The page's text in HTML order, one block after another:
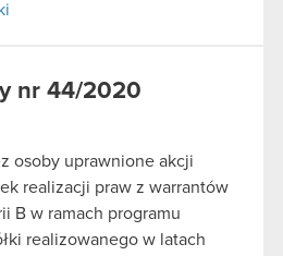
nr 44/2020
osoby uprawnione akcji
realizacji praw z warrantów
B w ramach programu
realizowanego w latach